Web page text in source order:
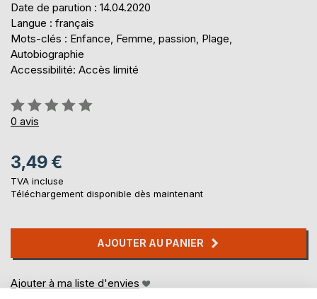
Date de parution : 14.04.2020
Langue : français
Mots-clés : Enfance, Femme, passion, Plage,
Autobiographie
Accessibilité: Accès limité
Évaluation:
0%
0 avis
3,49 €
TVA incluse
Téléchargement disponible dès maintenant
AJOUTER AU PANIER
Ajouter à ma liste d'envies